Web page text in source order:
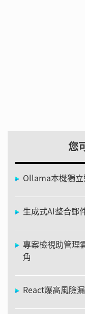
您
Ollama本機獨
生成式AI整合
專案檢視助管理
角
React爆高風險